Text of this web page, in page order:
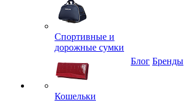
Спортивные и
дорожные сумки
Кошельки
Блог Бренды